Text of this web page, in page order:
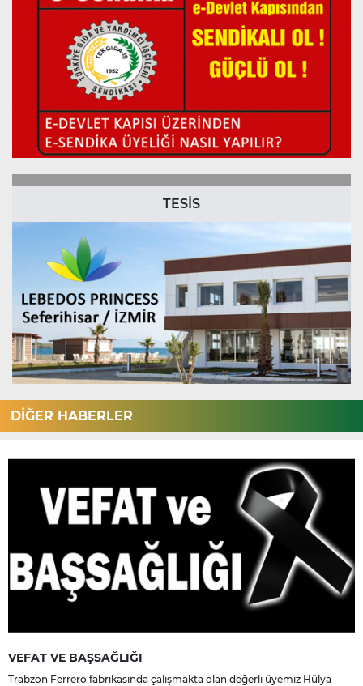
TESİS
DİĞER HABERLER
VEFAT VE BAŞSAĞLIĞI
Trabzon Ferrero fabrikasında çalışmakta olan değerli üyemiz Hülya